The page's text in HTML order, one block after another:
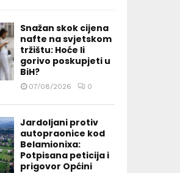
Snažan skok cijena
nafte na svjetskom
tržištu: Hoće li
gorivo poskupjeti u
BiH?
07/08/2026 0
Jardoljani protiv
autopraonice kod
Belamionixa:
Potpisana peticija i
prigovor Općini